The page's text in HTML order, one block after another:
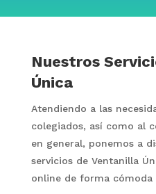
Nuestros
Única
Atendiendo a las
colegiados, así como al
en general, ponemos a
servicios de Ventanilla
online de forma cómoda